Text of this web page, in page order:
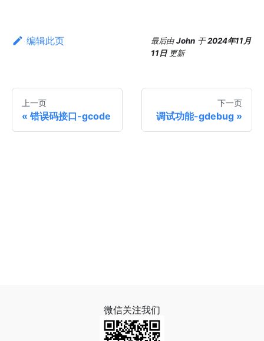
编辑此页 最后由John 于2024年11月
11日 更新
上一页
错误码接口-gcode
下一页
调试功能-gdebug
微信关注我们